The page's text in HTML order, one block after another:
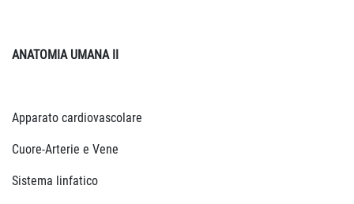
ANATOMIA UMANA II
Apparato cardiovascolare
Cuore-Arterie e Vene
Sistema linfatico